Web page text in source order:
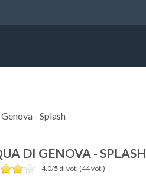
- Splash
DI GENOVA - SPLASH
4.0/5 di voti (44 voti)